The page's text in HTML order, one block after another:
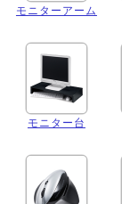
モニターアーム
モニター台